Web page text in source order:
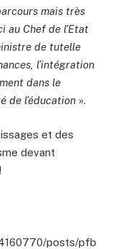
mais très
au Chef de l’Etat
de tutelle
l’intégration
dans le
de l’éducation ».
et des
devant
posts/pfb